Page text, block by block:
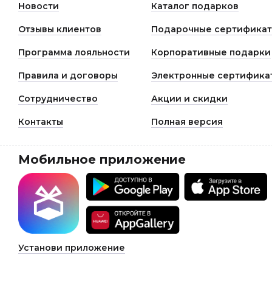
Новости Каталог подарков
Отзывы клиентов Подарочные
Программа лояльности Корпоративные подарки
Правила и договоры Электронные
Сотрудничество Акции и скидки
Контакты Полная версия
Мобильное приложение
Установи приложение